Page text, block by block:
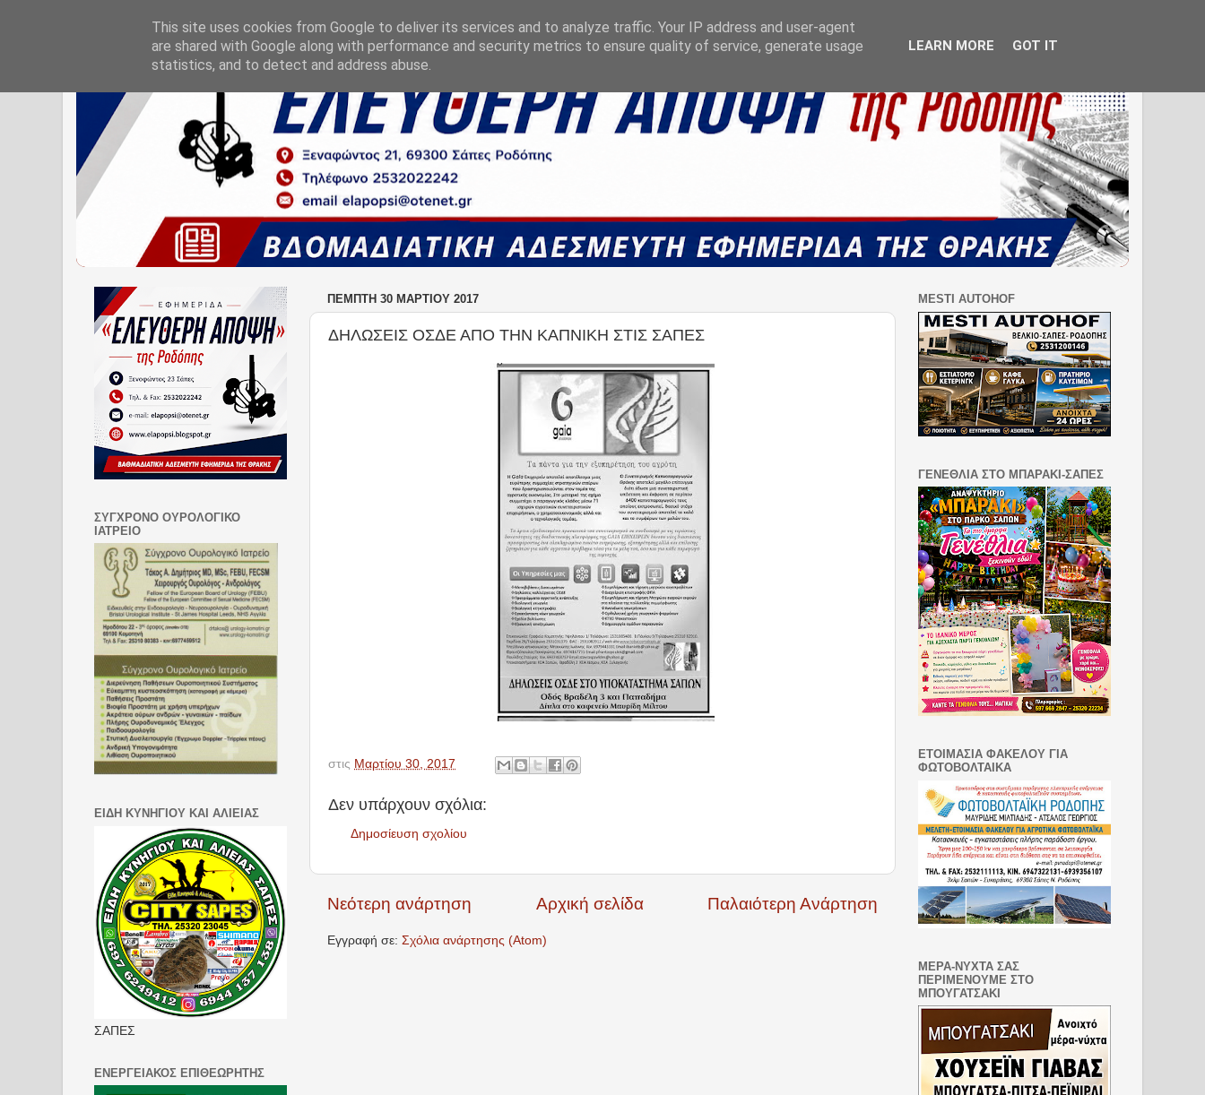
ΠΈΜΠΤΗ 30 ΜΑΡΤΊΟΥ 2017
ΔΗΛΩΣΕΙΣ ΟΣΔΕ ΑΠΟ ΤΗΝ ΚΑΠΝΙΚΗ ΣΤΙΣ ΣΑΠΕΣ
στις Μαρτίου 30, 2017
Δεν υπάρχουν σχόλια:
Δημοσίευση σχολίου
Νεότερη ανάρτηση Παλαιότερη Ανάρτηση
Αρχική σελίδα
Εγγραφή σε: Σχόλια ανάρτησης (Atom)
ΣΥΓΧΡΟΝΟ ΟΥΡΟΛΟΓΙΚΟ
ΙΑΤΡΕΙΟ
ΕΙΔΗ ΚΥΝΗΓΙΟΥ ΚΑΙ ΑΛΙΕΙΑΣ
ΣΑΠΕΣ
ΕΝΕΡΓΕΙΑΚΟΣ ΕΠΙΘΕΩΡΗΤΗΣ
MESTI AUTOHOF
ΓΕΝΕΘΛΙΑ ΣΤΟ ΜΠΑΡΑΚΙ-ΣΑΠΕΣ
ΕΤΟΙΜΑΣΙΑ ΦΑΚΕΛΟΥ ΓΙΑ
ΦΩΤΟΒΟΛΤΑΙΚΑ
ΜΕΡΑ-ΝΥΧΤΑ ΣΑΣ
ΠΕΡΙΜΕΝΟΥΜΕ ΣΤΟ
ΜΠΟΥΓΑΤΣΑΚΙ
This site uses cookies from Google to deliver its services and to analyze traffic. Your IP address and user-agent
are shared with Google along with performance and security metrics to ensure quality of service, generate usage
statistics, and to detect and address abuse.
LEARN MORE GOT IT